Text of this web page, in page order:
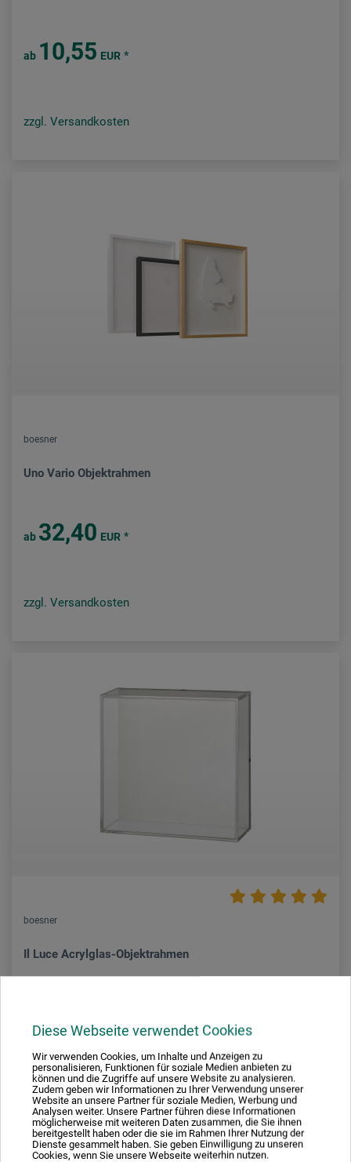
Diese Webseite verwendet Cookies
Wir verwenden Cookies, um Inhalte und Anzeigen zu
personalisieren, Funktionen für soziale Medien anbieten zu
können und die Zugriffe auf unsere Website zu analysieren.
Zudem geben wir Informationen zu Ihrer Verwendung unserer
Website an unsere Partner für soziale Medien, Werbung und
Analysen weiter. Unsere Partner führen diese Informationen
möglicherweise mit weiteren Daten zusammen, die Sie ihnen
bereitgestellt haben oder die sie im Rahmen Ihrer Nutzung der
Dienste gesammelt haben. Sie geben Einwilligung zu unseren
Cookies, wenn Sie unsere Webseite weiterhin nutzen.
ab 10,55 EUR *
zzgl. Versandkosten
boesner
Uno Vario Objektrahmen
ab 32,40 EUR *
zzgl. Versandkosten
boesner
Il Luce Acrylglas-Objektrahmen
zzgl. Versandkosten